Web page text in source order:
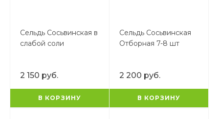
Сельдь Сосьвинская в
слабой соли
2 150 руб.
В КОРЗИНУ
Сельдь Сосьвинская
Отборная 7-8 шт
2 200 руб.
В КОРЗИНУ